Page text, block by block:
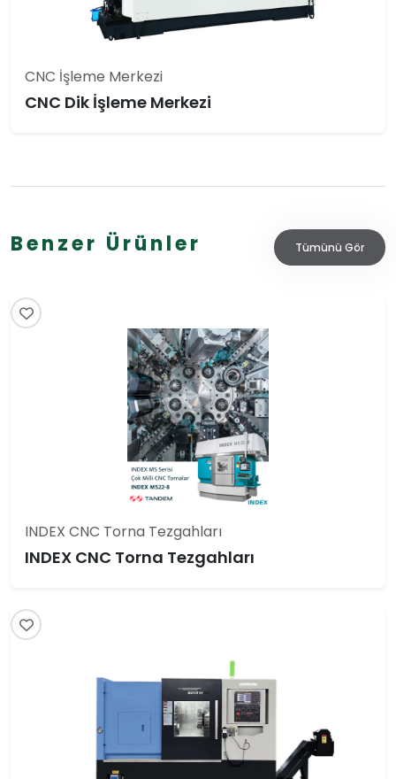
CNC İşleme Merkezi
CNC Dik İşleme Merkezi
Benzer Ürünler Tümünü Gör
INDEX CNC Torna Tezgahları
INDEX CNC Torna Tezgahları